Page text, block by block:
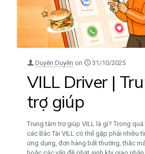
Duyên Duyên on 31/10/2025
VILL Driver |
trợ giúp
Trung tâm trợ giúp VILL là gì? Trong quá
các Bác Tài VILL có thể gặp phải nhiều
ứng dụng, đơn hàng bất thường, thắc